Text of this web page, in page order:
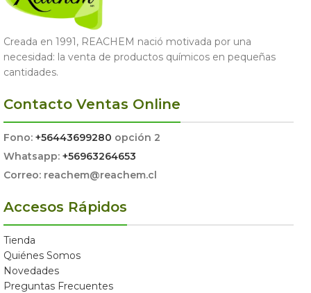
Creada en 1991, REACHEM nació motivada por una
necesidad: la venta de productos químicos en pequeñas
cantidades.
Contacto Ventas Online
Fono: +56443699280 opción 2
Whatsapp: +56963264653
Correo: reachem@reachem.cl
Accesos Rápidos
Tienda
Quiénes Somos
Novedades
Preguntas Frecuentes